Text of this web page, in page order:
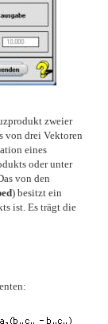
zweier
von drei Vektoren
eines
oder unter
von den
) besitzt ein
ist. Es trägt die